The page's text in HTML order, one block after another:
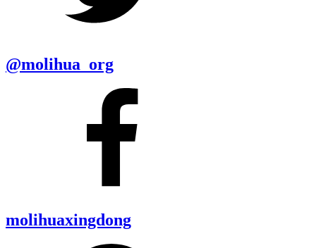
@molihua_org
molihuaxingdong